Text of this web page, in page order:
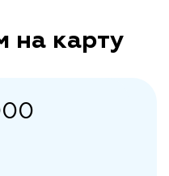
на карту